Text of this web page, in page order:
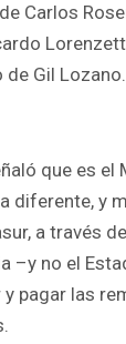
Carlos
Gil Lozano.
que es el
diferente, y
a través
–y no el
pagar las